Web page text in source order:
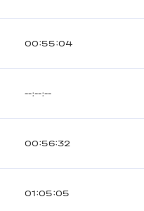
00:55:04
--:--:--
00:56:32
01:05:05